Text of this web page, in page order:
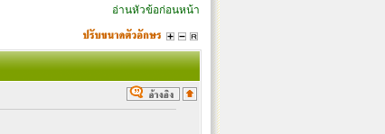
อ่านหัวข้อก่อนหน้า